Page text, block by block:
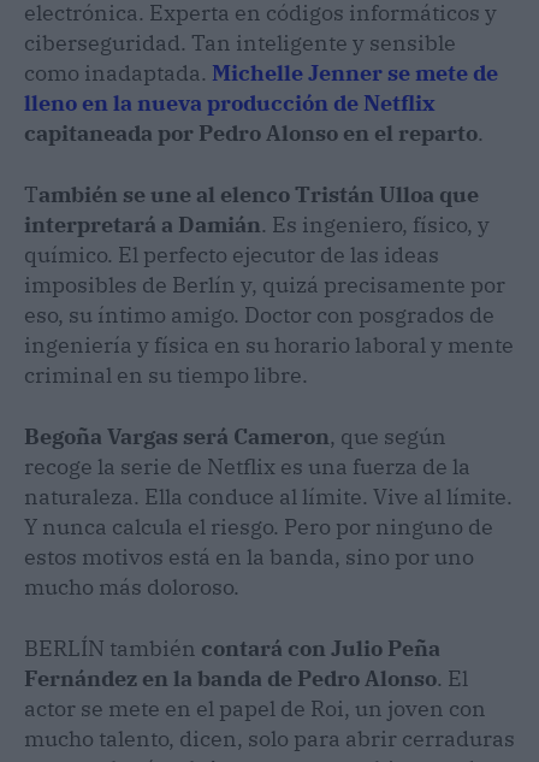
electrónica. Experta en códigos informáticos y
ciberseguridad. Tan inteligente y sensible
como inadaptada. Michelle Jenner se mete de
lleno en la nueva producción de Netflix
capitaneada por Pedro Alonso en el reparto.
También se une al elenco Tristán Ulloa que
interpretará a Damián. Es ingeniero, físico, y
químico. El perfecto ejecutor de las ideas
imposibles de Berlín y, quizá precisamente por
eso, su íntimo amigo. Doctor con posgrados de
ingeniería y física en su horario laboral y mente
criminal en su tiempo libre.
Begoña Vargas será Cameron, que según
recoge la serie de Netflix es una fuerza de la
naturaleza. Ella conduce al límite. Vive al límite.
Y nunca calcula el riesgo. Pero por ninguno de
estos motivos está en la banda, sino por uno
mucho más doloroso.
BERLÍN también contará con Julio Peña
Fernández en la banda de Pedro Alonso. El
actor se mete en el papel de Roi, un joven con
mucho talento, dicen, solo para abrir cerraduras